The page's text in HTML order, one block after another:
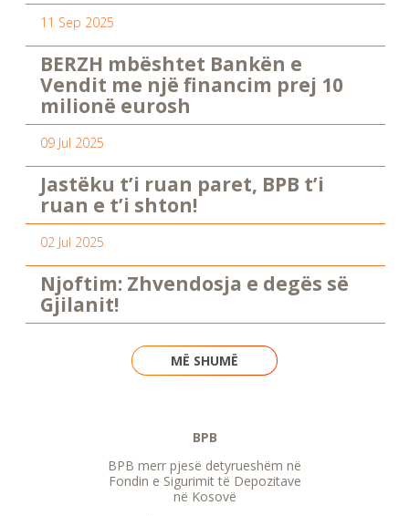
11 Sep 2025
BERZH mbështet Bankën e
Vendit me një financim prej 10
milionë eurosh
09 Jul 2025
Jastëku t’i ruan paret, BPB t’i
ruan e t’i shton!
02 Jul 2025
Njoftim: Zhvendosja e degës së
Gjilanit!
MË SHUMË
BPB
BPB merr pjesë detyrueshëm në
Fondin e Sigurimit të Depozitave
në Kosovë